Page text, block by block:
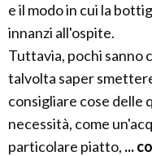
e il modo in cui la
innanzi all'ospite.
Tuttavia, pochi sanno
talvolta saper
consigliare cose delle
necessità, come
particolare piatto, ...